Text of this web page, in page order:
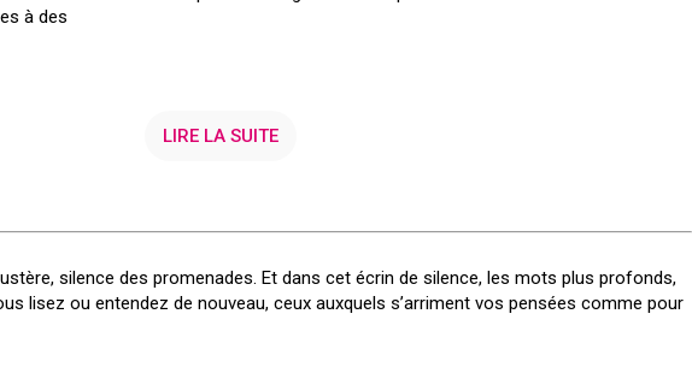
à des
LIRE LA SUITE
silence des promenades. Et dans cet écrin de silence, les mots plus profonds,
lisez ou entendez de nouveau, ceux auxquels s’arriment vos pensées comme pour